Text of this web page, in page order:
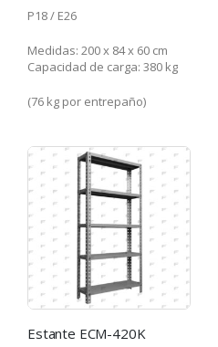
P18 / E26
Medidas: 200 x 84 x 60 cm
Capacidad de carga: 380 kg
(76 kg por entrepaño)
Estante ECM-420K